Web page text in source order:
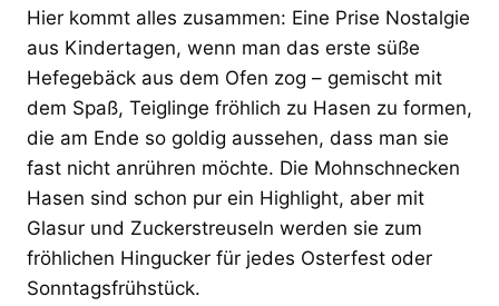
Hier kommt alles zusammen: Eine Prise Nostalgie
aus Kindertagen, wenn man das erste süße
Hefegebäck aus dem Ofen zog – gemischt mit
dem Spaß, Teiglinge fröhlich zu Hasen zu formen,
die am Ende so goldig aussehen, dass man sie
fast nicht anrühren möchte. Die Mohnschnecken
Hasen sind schon pur ein Highlight, aber mit
Glasur und Zuckerstreuseln werden sie zum
fröhlichen Hingucker für jedes Osterfest oder
Sonntagsfrühstück.